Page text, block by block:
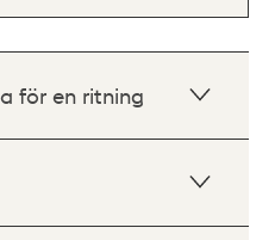
för en ritning